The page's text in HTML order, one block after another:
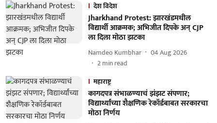
देश विदेश
Jharkhand Protest: झारखंडमधील
विद्यार्थी आक्रमक; अभिजीत दिपके अन् CJP
ला दिला मोठा झटका
Namdeo Kumbhar
04 Aug 2026
2min read
महाराष्ट्र
कागदपत्र संभाळण्याचं झंझट संपणार;
विद्यार्थ्यांच्या शैक्षणिक रेकॉर्डबाबत सरकारचा
मोठा निर्णय